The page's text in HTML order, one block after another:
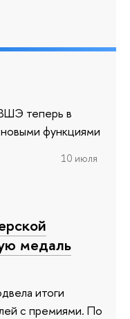
теперь в
функциями
10 июля
медаль
итоги
с премиями. По